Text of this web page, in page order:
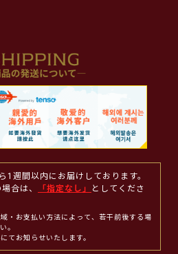
1週間以内にお届けしております。
合は、
「指定なし」
としてくださ
・お支払い方法によって、若干前後する場
。
てお知らせいたします。